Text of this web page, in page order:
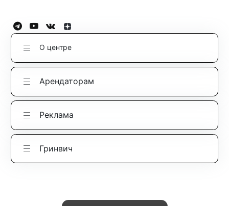
О центре
Арендаторам
Реклама
Гринвич